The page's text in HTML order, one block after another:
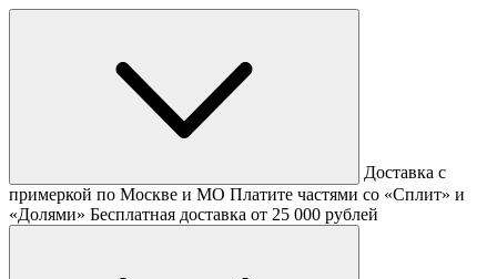
Доставка с
примеркой по Москве и МО Платите частями со «Сплит» и
«Долями» Бесплатная доставка от 25 000 рублей